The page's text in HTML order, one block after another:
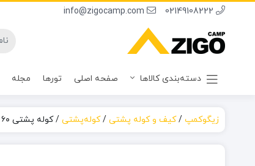
02149108222
info@zigocamp.com
دسته‌بندی کالاها صفحه اصلی تورها مجله
زیگوکمپ/کیف و کوله پشتی/کوله‌پشتی/کوله پشتی ۶۰ لیتری جک‌ ولف‌اسکین